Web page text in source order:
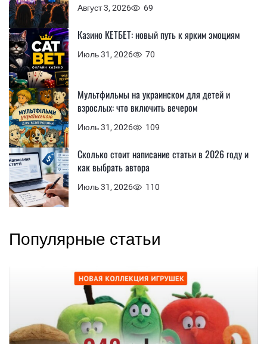
Август 3, 2026 69
Июль 31, 2026 70
Казино КЕТБЕТ: новый путь к ярким эмоциям
Июль 31, 2026 109
Мультфильмы на украинском для детей и
взрослых: что включить вечером
Июль 31, 2026 110
Сколько стоит написание статьи в 2026 году и
как выбрать автора
Популярные статьи